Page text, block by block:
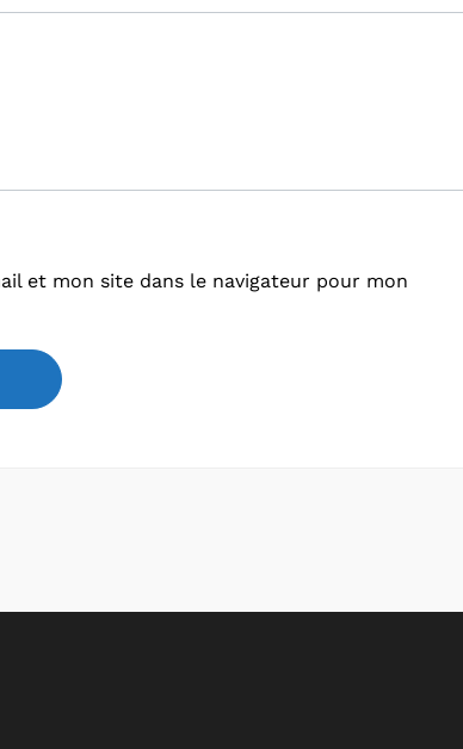
et mon site dans le navigateur pour mon